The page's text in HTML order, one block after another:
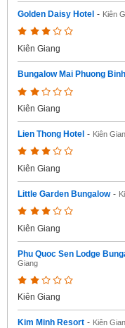
Golden Daisy Hotel - Kiên
Kiên Giang
Bungalow Mai Phuong Binh
Kiên Giang
Lien Thong Hotel - Kiên
Kiên Giang
Little Garden Bungalow -
Kiên Giang
Phu Quoc Sen Lodge
Giang
Kiên Giang
Kim Minh Resort - Kiên